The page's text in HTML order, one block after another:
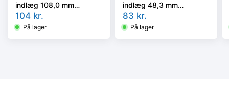
indlæg 108,0 mm
(162x115mm). DN100.
Max 120 °C. EPDM
104 kr.
På lager
indlæg 48,3 mm
(92x49mm). DN40. Max
120 °C. EPDM
83 kr.
På lager